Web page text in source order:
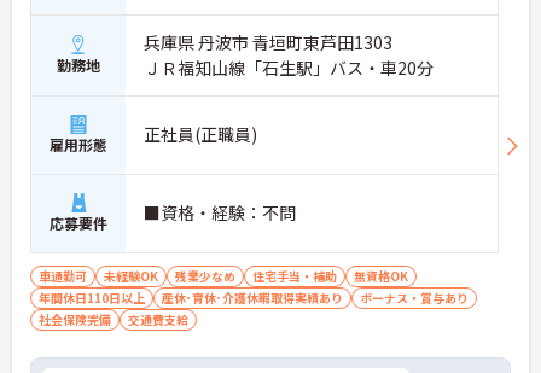
勤務地
兵庫県 丹波市 青垣町東芦田1303
ＪＲ福知山線「石生駅」バス・車20分
雇用形態 正社員(正職員)
応募要件 ■資格・経験：不問
車通勤可 未経験OK 残業少なめ 住宅手当・補助
無資格OK
年間休日110日以上
産休･育休･介護休暇取得実績あり
ボーナス・賞与あり
社会保険完備
交通費支給